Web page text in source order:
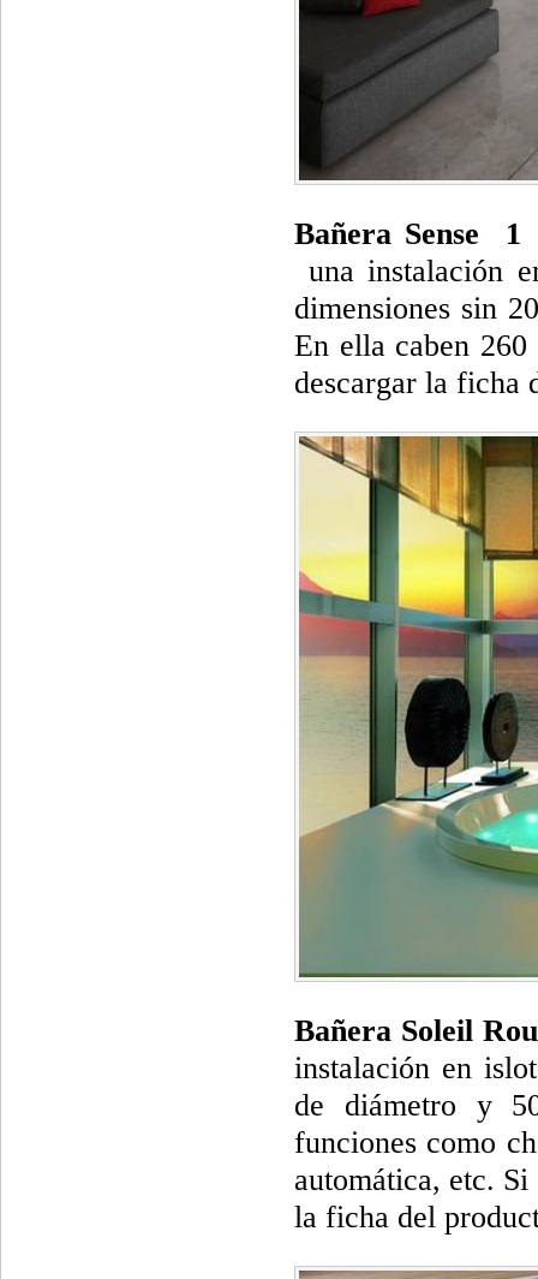
Bañera Sense
una instalación
dimensiones sin
En ella caben
descargar la ficha
Bañera Soleil
instalación en
de diámetro y
funciones como
automática, etc.
la ficha del